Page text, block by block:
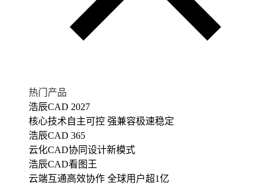
热门产品
浩辰CAD 2027
核心技术自主可控 强兼容极速稳定
浩辰CAD 365
云化CAD协同设计新模式
浩辰CAD看图王
云端互通高效协作 全球用户超1亿